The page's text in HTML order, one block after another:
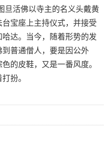
旦活佛以寺主的名义头戴黄
宝座上主持仪式，并接受
达。当今，随着形势的发
普通僧人，要是因公外
的皮鞋，又是一番风度。
扮。